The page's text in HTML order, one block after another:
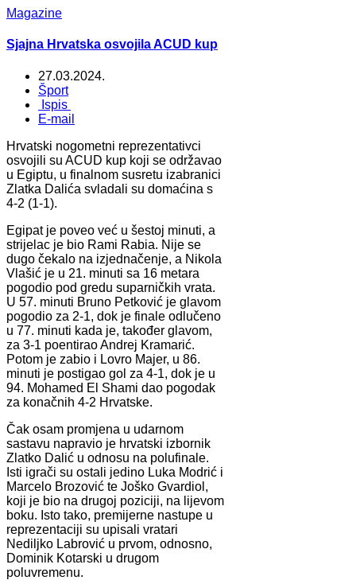
Magazine
Sjajna Hrvatska osvojila ACUD kup
27.03.2024.
Šport
Ispis
E-mail
Hrvatski nogometni reprezentativci
osvojili su ACUD kup koji se održavao
u Egiptu, u finalnom susretu izabranici
Zlatka Dalića svladali su domaćina s
4-2 (1-1).
Egipat je poveo već u šestoj minuti, a
strijelac je bio Rami Rabia. Nije se
dugo čekalo na izjednačenje, a Nikola
Vlašić je u 21. minuti sa 16 metara
pogodio pod gredu suparničkih vrata.
U 57. minuti Bruno Petković je glavom
pogodio za 2-1, dok je finale odlučeno
u 77. minuti kada je, također glavom,
za 3-1 poentirao Andrej Kramarić.
Potom je zabio i Lovro Majer, u 86.
minuti je postigao gol za 4-1, dok je u
94. Mohamed El Shami dao pogodak
za konačnih 4-2 Hrvatske.
Čak osam promjena u udarnom
sastavu napravio je hrvatski izbornik
Zlatko Dalić u odnosu na polufinale.
Isti igrači su ostali jedino Luka Modrić i
Marcelo Brozović te Joško Gvardiol,
koji je bio na drugoj poziciji, na lijevom
boku. Isto tako, premijerne nastupe u
reprezentaciji su upisali vratari
Nediljko Labrović u prvom, odnosno,
Dominik Kotarski u drugom
poluvremenu.